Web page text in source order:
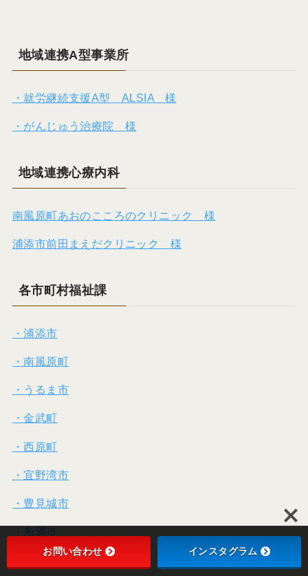
地域連携A型事業所
・就労継続支援A型 ALSIA 様
・がんじゅう治療院 様
地域連携心療内科
南風原町あおのこころのクリニック 様
浦添市前田まえだクリニック 様
各市町村福祉課
・浦添市
・南風原町
・うるま市
・金武町
・西原町
・宜野湾市
・豊見城市
・糸満市
・八重瀬町
お問い合わせ インスタグラム